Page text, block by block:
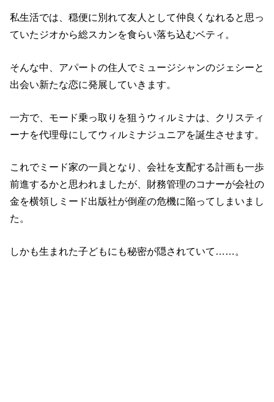
私生活では、穏便に別れて友人として仲良くなれると思っ
ていたジオから総スカンを食らい落ち込むベティ。
そんな中、アパートの住人でミュージシャンのジェシーと
出会い新たな恋に発展していきます。
一方で、モード乗っ取りを狙うウィルミナは、クリスティ
ーナを代理母にしてウィルミナジュニアを誕生させます。
これでミード家の一員となり、会社を支配する計画も一歩
前進するかと思われましたが、財務管理のコナーが会社の
金を横領しミード出版社が倒産の危機に陥ってしまいまし
た。
しかも生まれた子どもにも秘密が隠されていて……。